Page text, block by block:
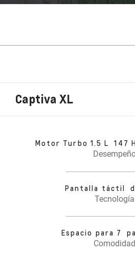
Captiva XL
Motor Turbo 1.5 L 147
Pantalla táctil
Tecnología
Espacio para 7
Comodidad